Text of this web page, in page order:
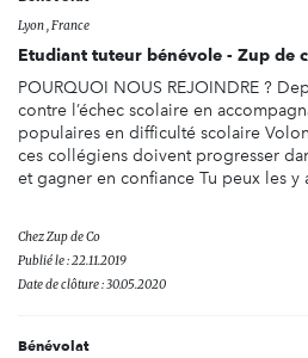
Lyon , France
Etudiant tuteur bénévole - Zup de
POURQUOI NOUS REJOINDRE ?
contre l’échec scolaire en
populaires en difficulté scolaire
ces collégiens doivent progresser
et gagner en confiance Tu peux les y
ChezZup de Co
Publié le : 22.11.2019
Date de clôture : 30.05.2020
Bénévolat